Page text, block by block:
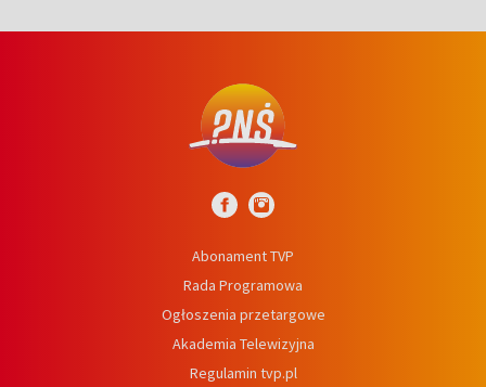
Abonament TVP
Rada Programowa
Ogłoszenia przetargowe
Akademia Telewizyjna
Regulamin tvp.pl